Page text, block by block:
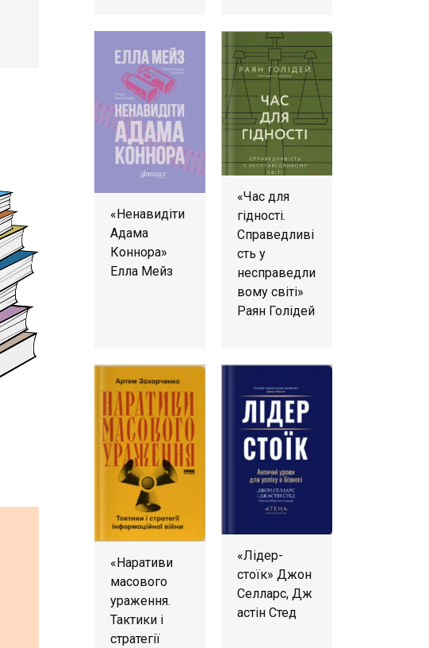
«Ненавидіти
Адама
Коннора»
Елла Мейз
«Час для
гідності.
Справедливі
сть у
несправедли
вому світі»
Раян Голідей
«Наративи
масового
ураження.
Тактики і
стратегії
«Лідер-
стоїк» Джон
Селларс, Дж
астін Стед